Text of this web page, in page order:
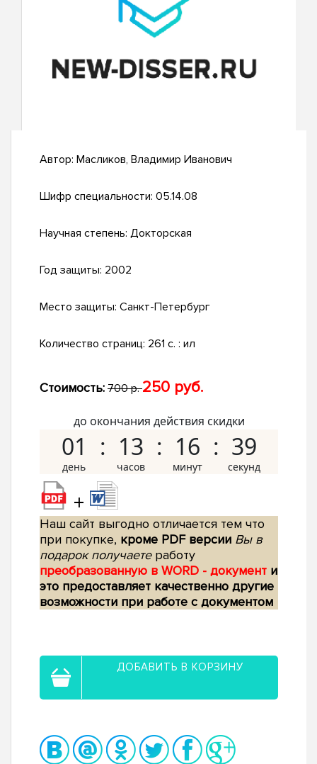
Автор: Масликов, Владимир Иванович
Шифр специальности: 05.14.08
Научная степень: Докторская
Год защиты: 2002
Место защиты: Санкт-Петербург
Количество страниц: 261 с. : ил
Стоимость: 700 р.250 руб.
до окончания действия скидки
01 13 16 38
+
Наш сайт выгодно отличается тем что
при покупке, кроме PDF версии Вы в
подарок получаетеработу
преобразованную в WORD - документ и
это предоставляет качественно другие
возможности при работе с документом
ДОБАВИТЬ В КОРЗИНУ